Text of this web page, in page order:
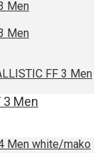
FF 3 Men
3 Men